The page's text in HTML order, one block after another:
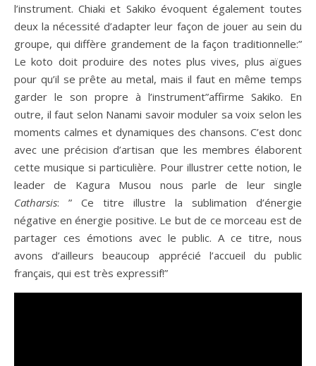
l’instrument. Chiaki et Sakiko évoquent également toutes
deux la nécessité d’adapter leur façon de jouer au sein du
groupe, qui diffère grandement de la façon traditionnelle:”
Le koto doit produire des notes plus vives, plus aïgues
pour qu’il se prête au metal, mais il faut en même temps
garder le son propre à l’instrument”affirme Sakiko. En
outre, il faut selon Nanami savoir moduler sa voix selon les
moments calmes et dynamiques des chansons. C’est donc
avec une précision d’artisan que les membres élaborent
cette musique si particulière. Pour illustrer cette notion, le
leader de Kagura Musou nous parle de leur single
Catharsis: ” Ce titre illustre la sublimation d’énergie
négative en énergie positive. Le but de ce morceau est de
partager ces émotions avec le public. A ce titre, nous
avons d’ailleurs beaucoup apprécié l’accueil du public
français, qui est très expressif!”